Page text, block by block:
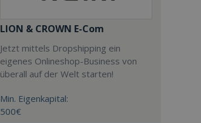
LION & CROWN E-Com
Jetzt mittels Dropshipping ein
eigenes Onlineshop-Business von
überall auf der Welt starten!
Min. Eigenkapital:
500€